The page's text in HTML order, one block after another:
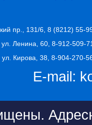
пр., 131/6, 8 (8212) 55-
ул. Ленина, 60, 8-912-509-
ул. Кирова, 38, 8-904-270-
E-mail: